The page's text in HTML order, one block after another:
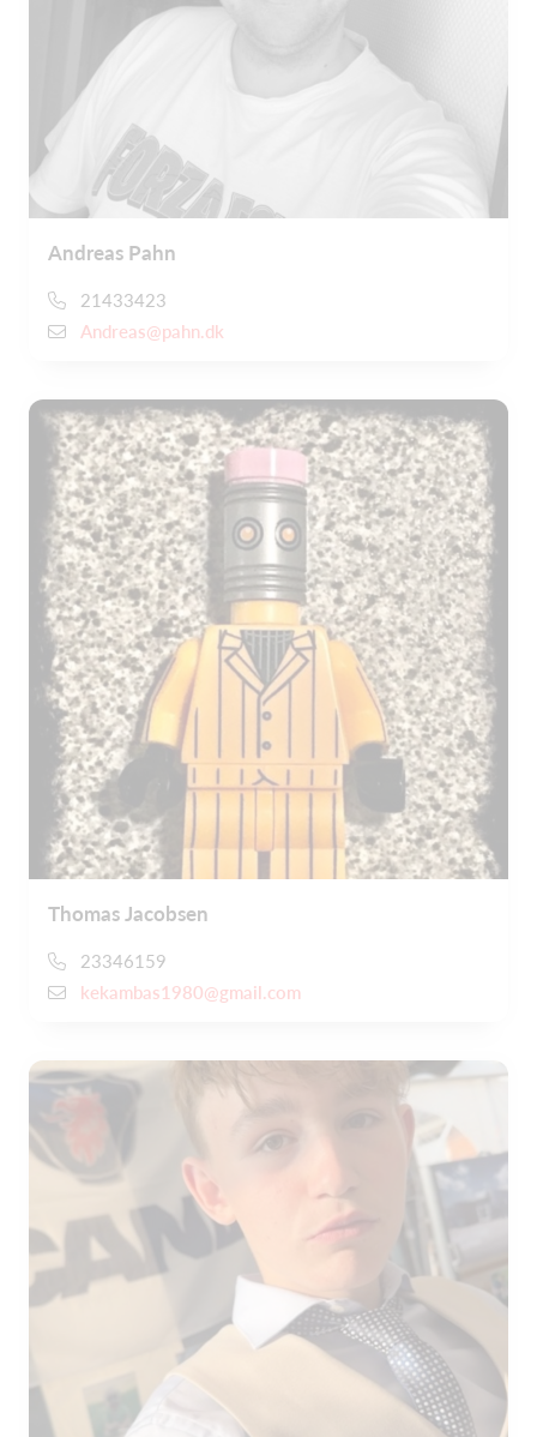
Andreas Pahn
21433423
Andreas@pahn.dk
Thomas Jacobsen
23346159
kekambas1980@gmail.com